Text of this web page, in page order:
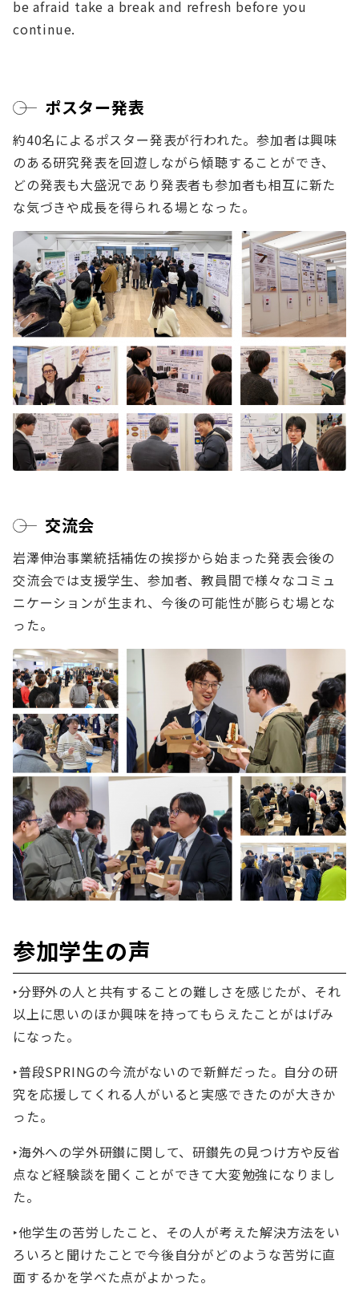
be afraid take a break and refresh before you
continue.
ポスター発表
約40名によるポスター発表が行われた。参加者は興味
のある研究発表を回遊しながら傾聴することができ、
どの発表も大盛況であり発表者も参加者も相互に新た
な気づきや成長を得られる場となった。
交流会
岩澤伸治事業統括補佐の挨拶から始まった発表会後の
交流会では支援学生、参加者、教員間で様々なコミュ
ニケーションが生まれ、今後の可能性が膨らむ場とな
った。
参加学生の声
‣分野外の人と共有することの難しさを感じたが、それ
以上に思いのほか興味を持ってもらえたことがはげみ
になった。
‣普段SPRINGの今流がないので新鮮だった。自分の研
究を応援してくれる人がいると実感できたのが大きか
った。
‣海外への学外研鑚に関して、研鑚先の見つけ方や反省
点など経験談を聞くことができて大変勉強になりまし
た。
‣他学生の苦労したこと、その人が考えた解決方法をい
ろいろと聞けたことで今後自分がどのような苦労に直
面するかを学べた点がよかった。